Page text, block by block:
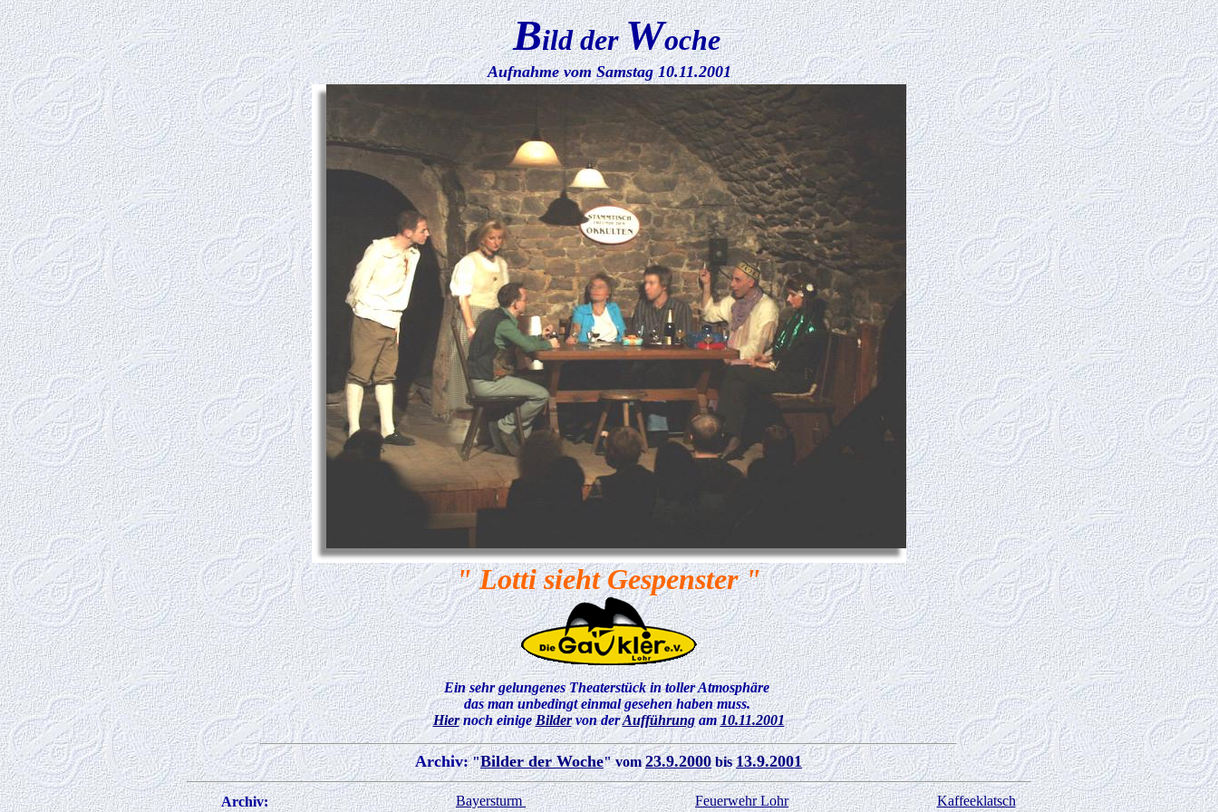
Bild derWoche
Aufnahme vom Samstag 10.11.2001
" Lotti sieht Gespenster "
Ein sehr gelungenes Theaterstück in toller Atmosphäre
das man unbedingt einmal gesehen haben muss.
Hiernoch einigeBildervon derAufführungam10.11.2001
Archiv:"Bilder der Woche" vom23.9.2000bis13.9.2001
Archiv:
Bayersturm
Feuerwehr Lohr
Kaffeeklatsch